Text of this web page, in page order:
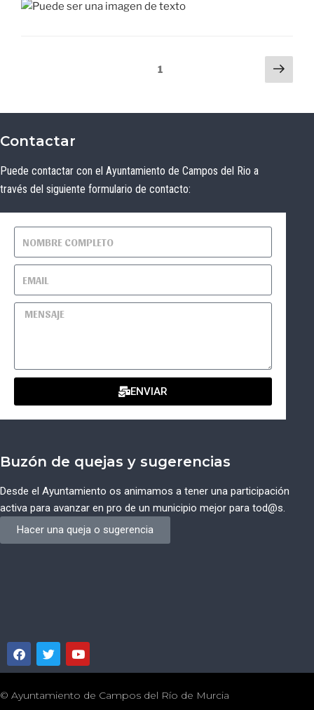
1
Contactar
Puede contactar con el Ayuntamiento de Campos del Rio a
través del siguiente formulario de contacto:
ENVIAR
Buzón de quejas y sugerencias
Desde el Ayuntamiento os animamos a tener una participación
activa para avanzar en pro de un municipio mejor para tod@s.
Hacer una queja o sugerencia
© Ayuntamiento de Campos del Río de Murcia